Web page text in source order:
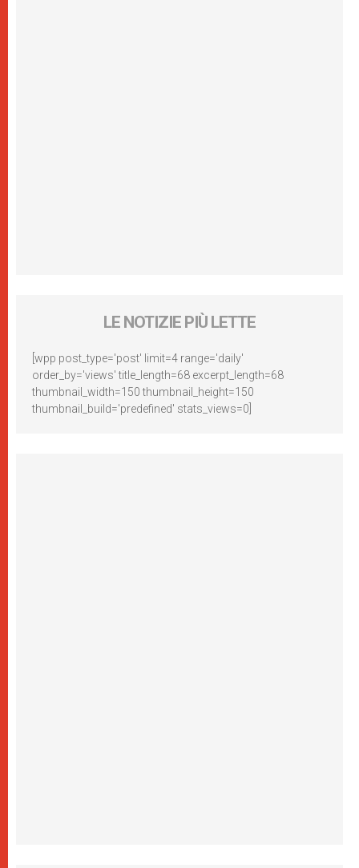
LE NOTIZIE PIÙ LETTE
[wpp post_type='post' limit=4 range='daily'
order_by='views' title_length=68 excerpt_length=68
thumbnail_width=150 thumbnail_height=150
thumbnail_build='predefined' stats_views=0]